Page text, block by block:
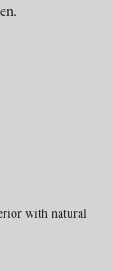
with natural